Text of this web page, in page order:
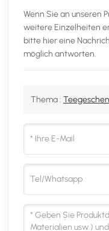
Wenn Sie an unseren
weitere Einzelheiten
bitte hier eine
möglich antworten.
Thema :